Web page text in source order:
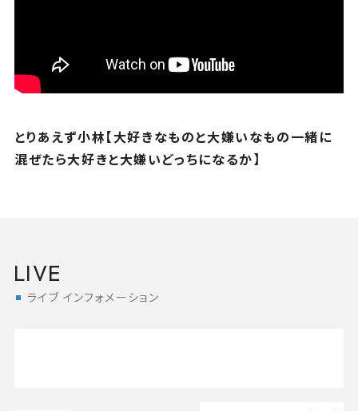
とりあえず小林【大好きなものと大嫌いなもの一緒に
混ぜたら大好きと大嫌いどっちになるか】
LIVE
ライブ インフォメーション